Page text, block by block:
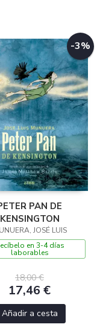
-3%
PAN DE
KENSINGTON
JOSÉ LUIS
en 3-4 días
laborables
18,00 €
17,46 €
Añadir a cesta